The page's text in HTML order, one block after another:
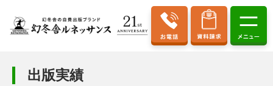
出版実績